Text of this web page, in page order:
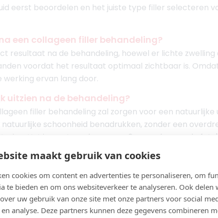
maakt gebruik van cookies
cookies om content en advertenties te personaliseren, om
te bieden en om ons websiteverkeer te analyseren. Ook delen
uw gebruik van onze site met onze partners voor social
analyse. Deze partners kunnen deze gegevens combineren
eerst beoordelen en het juiste type filler selecteren
een collageen filler behandeling?
resultaat na de behandeling, hoewel er lichte
voordat het resultaat optimaal zichtbaar is.
ervan lang door.
uitzien na de behandeling?
filler behandeling zal zorgen voor een natuurlijke
schoonheid benadrukken, zonder een
Het is aan te raden om na 6 maanden goede
er nodig voor het beste resultaat?
maar sommige mensen kiezen ervoor om
ondergaan om de resultaten te behouden. Dat kun je